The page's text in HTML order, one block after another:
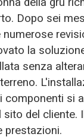
Dopo sei
la
senza
componenti si
del cliente.
prestazioni.